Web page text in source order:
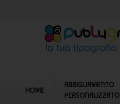
HOME
ABBIGLIAMENTO
PERSONALIZZATO